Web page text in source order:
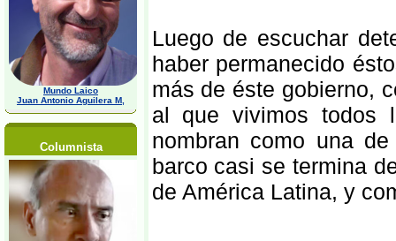
Mundo Laico
Juan Antonio Aguilera M,
Columnista
Luego de escuchar
haber permanecido
más de éste gobierno,
al que vivimos
nombran como una
barco casi se termina
de América Latina, y